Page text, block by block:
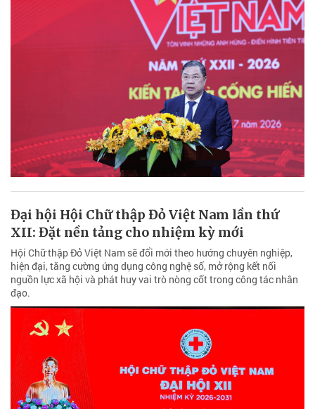
Đại hội Hội Chữ thập Đỏ Việt Nam lần thứ
XII: Đặt nền tảng cho nhiệm kỳ mới
Hội Chữ thập Đỏ Việt Nam sẽ đổi mới theo hướng chuyên nghiệp,
hiện đại, tăng cường ứng dụng công nghệ số, mở rộng kết nối
nguồn lực xã hội và phát huy vai trò nòng cốt trong công tác nhân
đạo.